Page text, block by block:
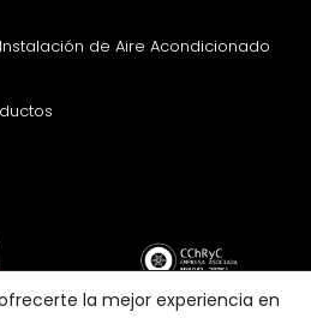
de Aire Acondicionado
la mejor experiencia en